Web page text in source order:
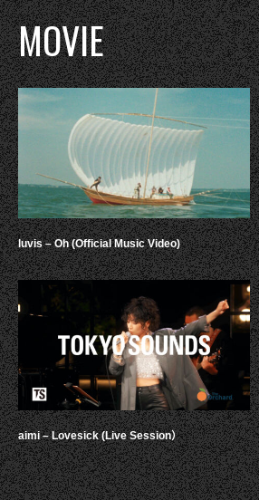
MOVIE
luvis – Oh (Official Music Video)
aimi – Lovesick (Live Session）